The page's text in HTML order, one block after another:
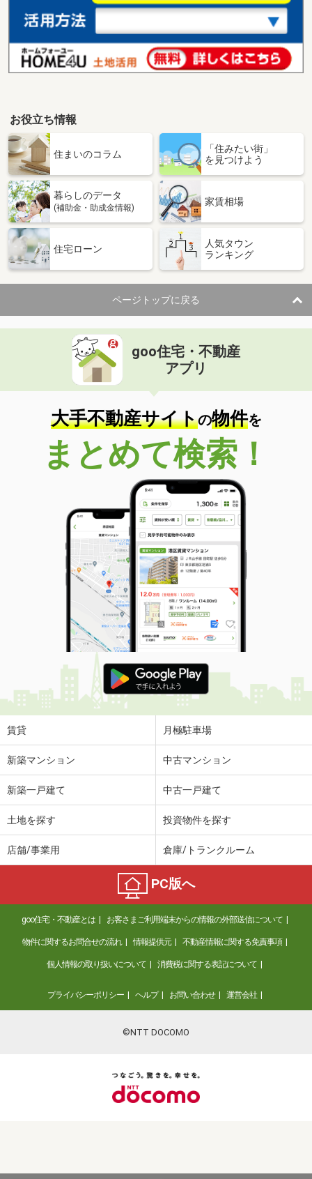
お役立ち情報
住まいのコラム
「住みたい街」
を見つけよう
暮らしのデータ
(補助金・助成金情報)
家賃相場
住宅ローン
人気タウン
ランキング
ページトップに戻る
goo住宅・不動産
アプリ
大手不動産サイトの物件を
まとめて検索！
賃貸 月極駐車場
新築マンション 中古マンション
新築一戸建て 中古一戸建て
土地を探す 投資物件を探す
店舗/事業用 倉庫/トランクルーム
PC版へ
goo住宅・不動産とは お客さまご利用端末からの情報の外部送信について
物件に関するお問合せの流れ 情報提供元 不動産情報に関する免責事項
個人情報の取り扱いについて 消費税に関する表記について
プライバシーポリシー ヘルプ お問い合わせ 運営会社
©NTT DOCOMO